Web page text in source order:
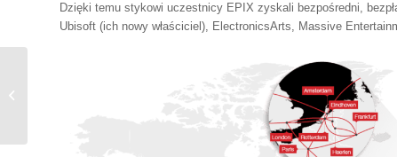
Dzięki temu stykowi uczestnicy EPIX zyskali bezpośredni,
Ubisoft (ich nowy właściciel), ElectronicsArts, Massive